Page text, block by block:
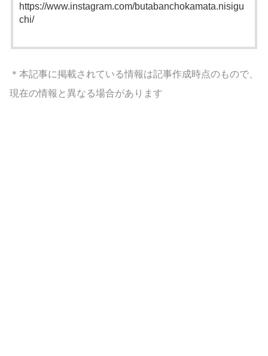
https://www.instagram.com/butabanchokamata.nisigu
chi/
＊本記事に掲載されている情報は記事作成時点のもので、
現在の情報と異なる場合があります